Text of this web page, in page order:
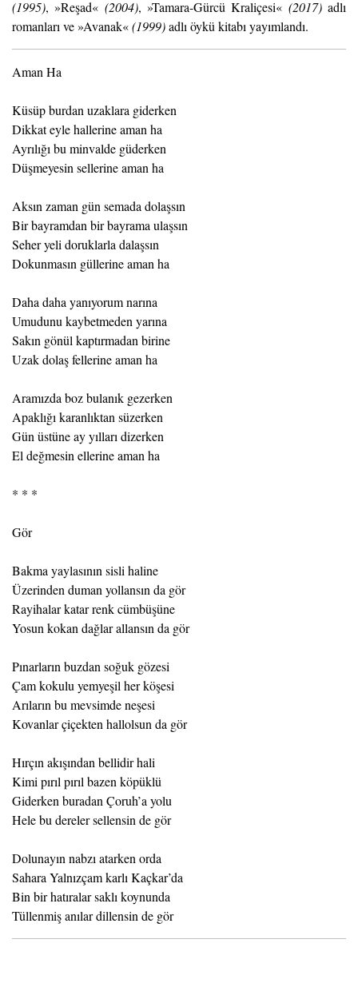
(1995), »Reşad« (2004),»Tamara-Gürcü Kraliçesi« (2017)adlı
romanları ve »Avanak«(1999)adlı öykü kitabı yayımlandı.
Aman Ha
Küsüp burdan uzaklara giderken
Dikkat eyle hallerine aman ha
Ayrılığı bu minvalde güderken
Düşmeyesin sellerine aman ha
Aksın zaman gün semada dolaşsın
Bir bayramdan bir bayrama ulaşsın
Seher yeli doruklarla dalaşsın
Dokunmasın güllerine aman ha
Daha daha yanıyorum narına
Umudunu kaybetmeden yarına
Sakın gönül kaptırmadan birine
Uzak dolaş fellerine aman ha
Aramızda boz bulanık gezerken
Apaklığı karanlıktan süzerken
Gün üstüne ay yılları dizerken
El değmesin ellerine aman ha
* * *
Gör
Bakma yaylasının sisli haline
Üzerinden duman yollansın da gör
Rayihalar katar renk cümbüşüne
Yosun kokan dağlar allansın da gör
Pınarların buzdan soğuk gözesi
Çam kokulu yemyeşil her köşesi
Arıların bu mevsimde neşesi
Kovanlar çiçekten hallolsun da gör
Hırçın akışından bellidir hali
Kimi pırıl pırıl bazen köpüklü
Giderken buradan Çoruh’a yolu
Hele bu dereler sellensin de gör
Dolunayın nabzı atarken orda
Sahara Yalnızçam karlı Kaçkar’da
Bin bir hatıralar saklı koynunda
Tüllenmiş anılar dillensin de gör